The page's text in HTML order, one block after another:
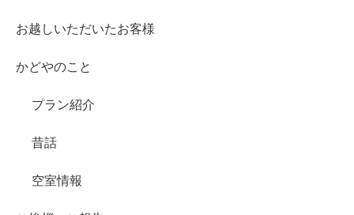
お越しいただいたお客様
かどやのこと
プラン紹介
昔話
空室情報